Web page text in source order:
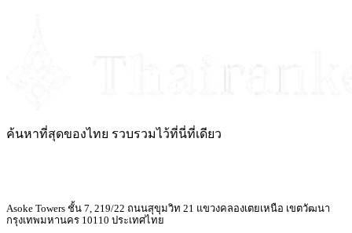
ค้นหาที่สุดของไทย รวบรวมไว้ที่นี่ที่เดียว
Asoke Towers ชั้น 7, 219/22 ถนนสุขุมวิท 21 แขวงคลองเตยเหนือ เขตวัฒนา
กรุงเทพมหานคร 10110 ประเทศไทย